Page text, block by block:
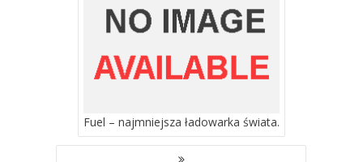
Fuel – najmniejsza ładowarka świata.